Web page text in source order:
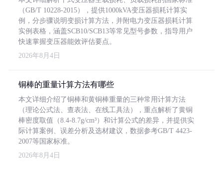
（GB/T 10228-2015），提供1000kVA变压器损耗计算实
例，分步骤说明变损计算方法，并附电力变压器损耗计算
实例表格，涵盖SCB10/SCB13等常见型号参数，指导用户
快速掌握变压器能效评估要点。
2026年8月4日
铜棒的重量计算方法有哪些
本文详细介绍了铜棒和黄铜棒重量的三种常用计算方法
（理论公式法、查表法、在线工具法），重点解析了黄铜
棒密度取值（8.4-8.7g/cm³）和计算公式的差异，并提供实
际计算案例、误差分析及选材建议，数据参考GB/T 4423-
2007等国家标准。
2026年8月4日